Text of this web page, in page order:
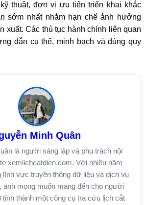
thuật, đơn vị ưu tiên triển khai khắc
sớm nhất nhằm hạn chế ảnh hưởng
xuất. Các thủ tục hành chính liên quan
dẫn cụ thể, minh bạch và đúng quy
Minh Quân
là người sáng lập và phụ trách nội
xemlichcatdien.com. Với nhiều năm
lĩnh vực truyền thông dữ liệu và dịch vụ
anh mong muốn mang đến cho người
tỉnh thành một công cụ tra cứu lịch cắt